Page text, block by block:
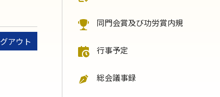
アウト
同門会賞及び功労賞内規
行事予定
総会議事録